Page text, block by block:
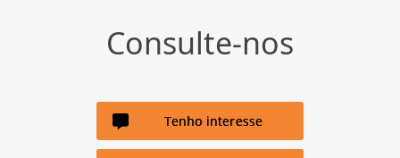
Consulte-nos
Tenho interesse